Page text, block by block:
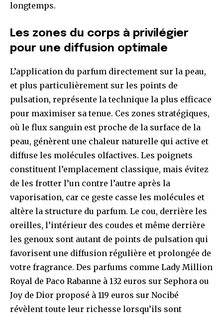
longtemps.
Les zones du corps à privilégier
pour une diffusion optimale
L’application du parfum directement sur la peau,
et plus particulièrement sur les points de
pulsation, représente la technique la plus efficace
pour maximiser sa tenue. Ces zones stratégiques,
où le flux sanguin est proche de la surface de la
peau, génèrent une chaleur naturelle qui active et
diffuse les molécules olfactives. Les poignets
constituent l’emplacement classique, mais évitez
de les frotter l’un contre l’autre après la
vaporisation, car ce geste casse les molécules et
altère la structure du parfum. Le cou, derrière les
oreilles, l’intérieur des coudes et même derrière
les genoux sont autant de points de pulsation qui
favorisent une diffusion régulière et prolongée de
votre fragrance. Des parfums comme Lady Million
Royal de Paco Rabanne à 132 euros sur Sephora ou
Joy de Dior proposé à 119 euros sur Nocibé
révèlent toute leur richesse lorsqu’ils sont